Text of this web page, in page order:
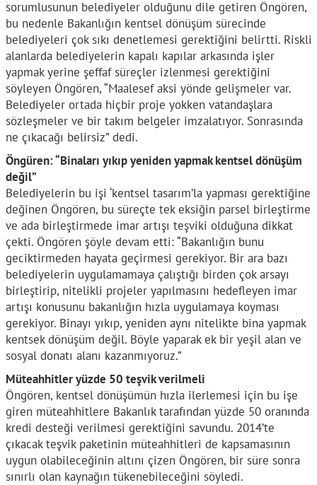
sorumlusunun belediyeler olduğunu dile getiren Öngören,
bu nedenle Bakanlığın kentsel dönüşüm sürecinde
belediyeleri çok sıkı denetlemesi gerektiğini belirtti. Riskli
alanlarda belediyelerin kapalı kapılar arkasında işler
yapmak yerine şeffaf süreçler izlenmesi gerektiğini
söyleyen Öngören, “Maalesef aksi yönde gelişmeler var.
Belediyeler ortada hiçbir proje yokken vatandaşlara
sözleşmeler ve bir takım belgeler imzalatıyor. Sonrasında
ne çıkacağı belirsiz” dedi.
Öngüren: “Binaları yıkıp yeniden yapmak kentsel dönüşüm
değil”
Belediyelerin bu işi ‘kentsel tasarım’la yapması gerektiğine
değinen Öngören, bu süreçte tek eksiğin parsel birleştirme
ve ada birleştirmede imar artışı teşviki olduğuna dikkat
çekti. Öngören şöyle devam etti: “Bakanlığın bunu
geciktirmeden hayata geçirmesi gerekiyor. Bir ara bazı
belediyelerin uygulamamaya çalıştığı birden çok arsayı
birleştirip, nitelikli projeler yapılmasını hedefleyen imar
artışı konusunu bakanlığın hızla uygulamaya koyması
gerekiyor. Binayı yıkıp, yeniden aynı nitelikte bina yapmak
kentsek dönüşüm değil. Böyle yaparak ek bir yeşil alan ve
sosyal donatı alanı kazanmıyoruz.”
Müteahhitler yüzde 50 teşvik verilmeli
Öngören, kentsel dönüşümün hızla ilerlemesi için bu işe
giren müteahhitlere Bakanlık tarafından yüzde 50 oranında
kredi desteği verilmesi gerektiğini savundu. 2014’te
çıkacak teşvik paketinin müteahhitleri de kapsamasının
uygun olabileceğinin altını çizen Öngören, bir süre sonra
sınırlı olan kaynağın tükenebileceğini söyledi.